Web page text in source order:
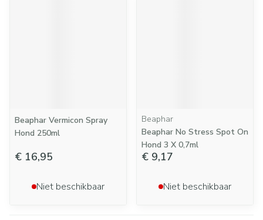
Beaphar Vermicon Spray
Hond 250ml
€ 16,95
Niet beschikbaar
Beaphar
Beaphar No Stress Spot On
Hond 3 X 0,7ml
€ 9,17
Niet beschikbaar